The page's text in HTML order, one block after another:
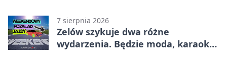
7 sierpnia 2026
Zelów szykuje dwa różne
wydarzenia. Będzie moda, karaoke